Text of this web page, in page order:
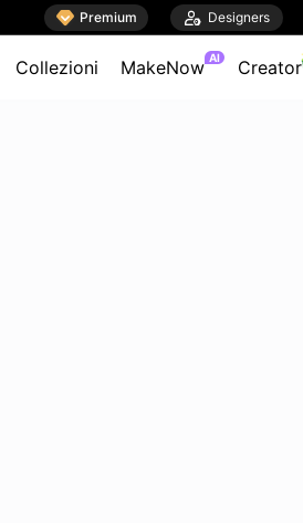
 Premium  Designers
Collezioni MakeNow AI Creator